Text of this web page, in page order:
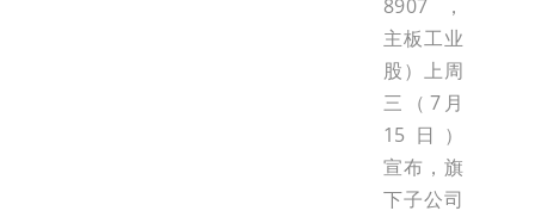
8907，
主板工业
股）上周
三（7月
15日）
宣布，旗
下子公司